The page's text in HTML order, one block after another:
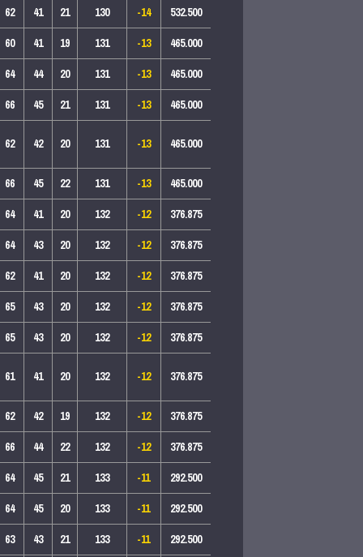
62 41 21 130 -14
532.500
60
41 19 131 -13
465.000
64
44 20 131 -13
465.000
66
45 21 131 -13
465.000
62
42 20 131 -13
465.000
66
45 22 131 -13
465.000
64
41 20 132 -12
376.875
64
43 20 132 -12
376.875
62
41 20 132 -12
376.875
65
43 20 132 -12
376.875
65
43 20 132 -12
376.875
61
41 20 132 -12
376.875
62
42 19 132 -12
376.875
66
44 22 132 -12
376.875
64
45 21 133 -11
292.500
64
45 20 133 -11
292.500
63
43 21 133 -11
292.500